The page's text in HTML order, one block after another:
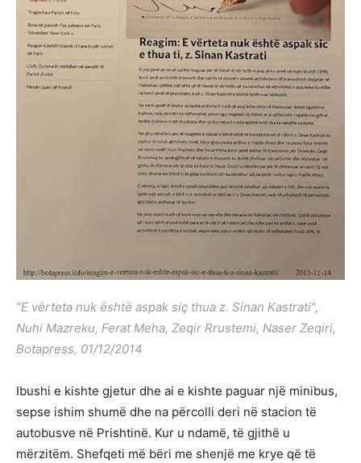
”E vërteta nuk është aspak siç thua z. Sinan Kastrati”,
Nuhi Mazreku, Ferat Meha, Zeqir Rrustemi, Naser Zeqiri,
Botapress, 01/12/2014
Ibushi e kishte gjetur dhe ai e kishte paguar një minibus,
sepse ishim shumë dhe na përcolli deri në stacion të
autobusve në Prishtinë. Kur u ndamë, të gjithë u
mërzitëm. Shefqeti më bëri me shenjë me krye që të